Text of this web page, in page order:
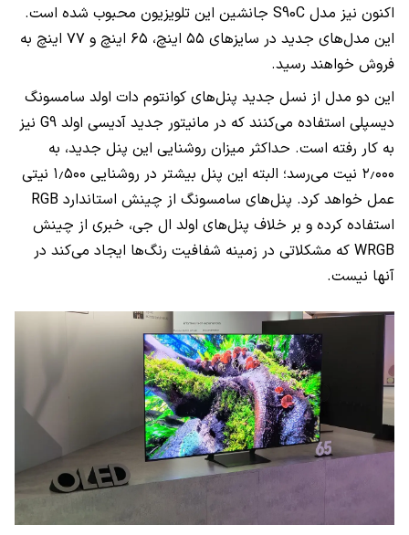
اکنون نیز مدل S90C جانشین این تلویزیون محبوب شده است.
این مدل‌های جدید در سایز‌های ۵۵ اینچ، ۶۵ اینچ و ۷۷ اینچ به
فروش خواهند رسید.
این دو مدل از نسل جدید پنل‌های کوانتوم دات اولد سامسونگ
دیسپلی استفاده می‌کنند که در مانیتور جدید آدیسی اولد G9 نیز
به کار رفته است. حداکثر میزان روشنایی این پنل جدید، به
۲٫۰۰۰ نیت می‌رسد؛ البته این پنل بیشتر در روشنایی ۱٫۵۰۰ نیتی
عمل خواهد کرد. پنل‌های سامسونگ از چینش استاندارد RGB
استفاده کرده و بر خلاف پنل‌های اولد ال جی، خبری از چینش
WRGB که مشکلاتی در زمینه شفافیت رنگ‌ها ایجاد می‌کند در
آنها نیست.